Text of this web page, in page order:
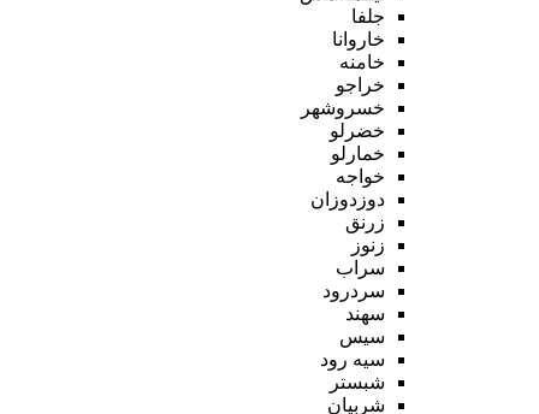
جلفا
خاروانا
خامنه
خراجو
خسروشهر
خضرلو
خمارلو
خواجه
دوزدوزان
زرنق
زنوز
سراب
سردرود
سهند
سیس
سیه رود
شبستر
شربیان